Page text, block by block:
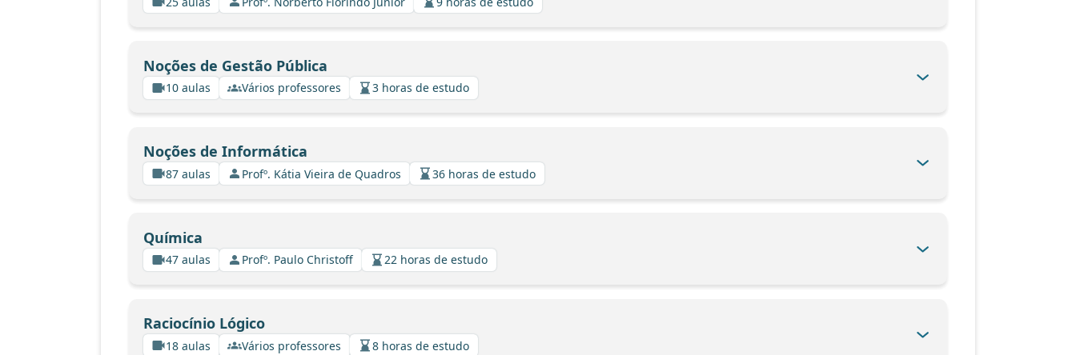
Noções de Gestão Pública
10 aulas Vários professores 3 horas de estudo
Noções de Informática
87 aulas Profº. Kátia Vieira de Quadros 36 horas de estudo
Química
47 aulas Profº. Paulo Christoff 22 horas de estudo
Raciocínio Lógico
18 aulas Vários professores 8 horas de estudo